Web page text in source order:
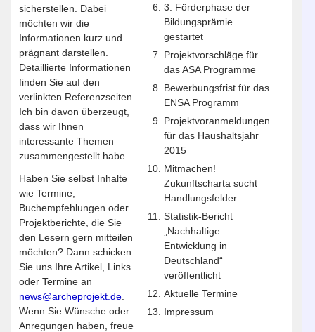
sicherstellen. Dabei
möchten wir die
Informationen kurz und
prägnant darstellen.
Detaillierte Informationen
finden Sie auf den
verlinkten Referenzseiten.
Ich bin davon überzeugt,
dass wir Ihnen
interessante Themen
zusammengestellt habe.
Haben Sie selbst Inhalte
wie Termine,
Buchempfehlungen oder
Projektberichte, die Sie
den Lesern gern mitteilen
möchten? Dann schicken
Sie uns Ihre Artikel, Links
oder Termine an
news@archeprojekt.de
Wenn Sie Wünsche oder
Anregungen haben, freue
3. Förderphase der
Bildungsprämie
gestartet
Projektvorschläge für
das ASA Programme
Bewerbungsfrist für das
ENSA Programm
Projektvoranmeldungen
für das Haushaltsjahr
2015
Mitmachen!
Zukunftscharta sucht
Handlungsfelder
Statistik-Bericht
„Nachhaltige
Entwicklung in
Deutschland“
veröffentlicht
Aktuelle Termine
Impressum